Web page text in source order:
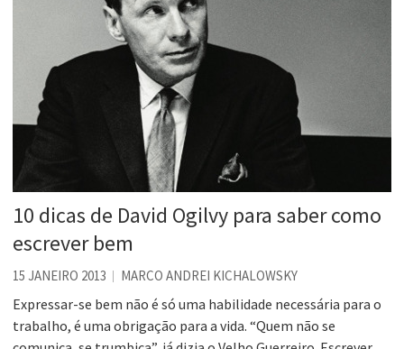
10 dicas de David Ogilvy para saber como
escrever bem
15 JANEIRO 2013 MARCO ANDREI KICHALOWSKY
Expressar-se bem não é só uma habilidade necessária para o
trabalho, é uma obrigação para a vida. “Quem não se